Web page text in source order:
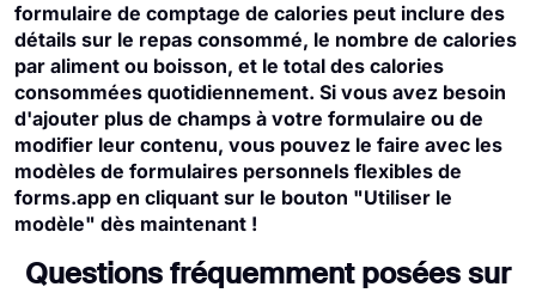
formulaire de comptage de calories peut inclure des
détails sur le repas consommé, le nombre de calories
par aliment ou boisson, et le total des calories
consommées quotidiennement. Si vous avez besoin
d'ajouter plus de champs à votre formulaire ou de
modifier leur contenu, vous pouvez le faire avec les
modèles de formulaires personnels flexibles de
forms.app en cliquant sur le bouton "Utiliser le
modèle" dès maintenant !
Questions fréquemment posées sur